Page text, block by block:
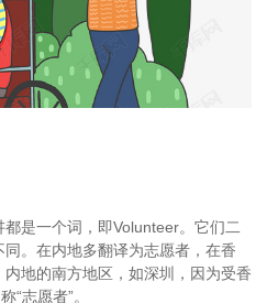
是一个词，即Volunteer。它们二
。在内地多翻译为志愿者，在香
地的南方地区，如深圳，因为受香
“志愿者”。